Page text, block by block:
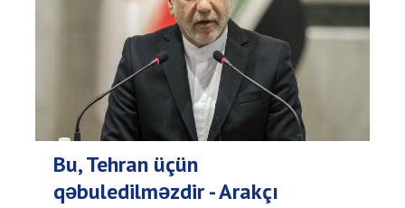
Bu, Tehran üçün
qəbuledilməzdir - Arakçı